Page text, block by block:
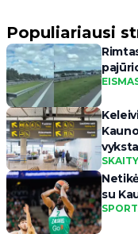
Populiariausi
su